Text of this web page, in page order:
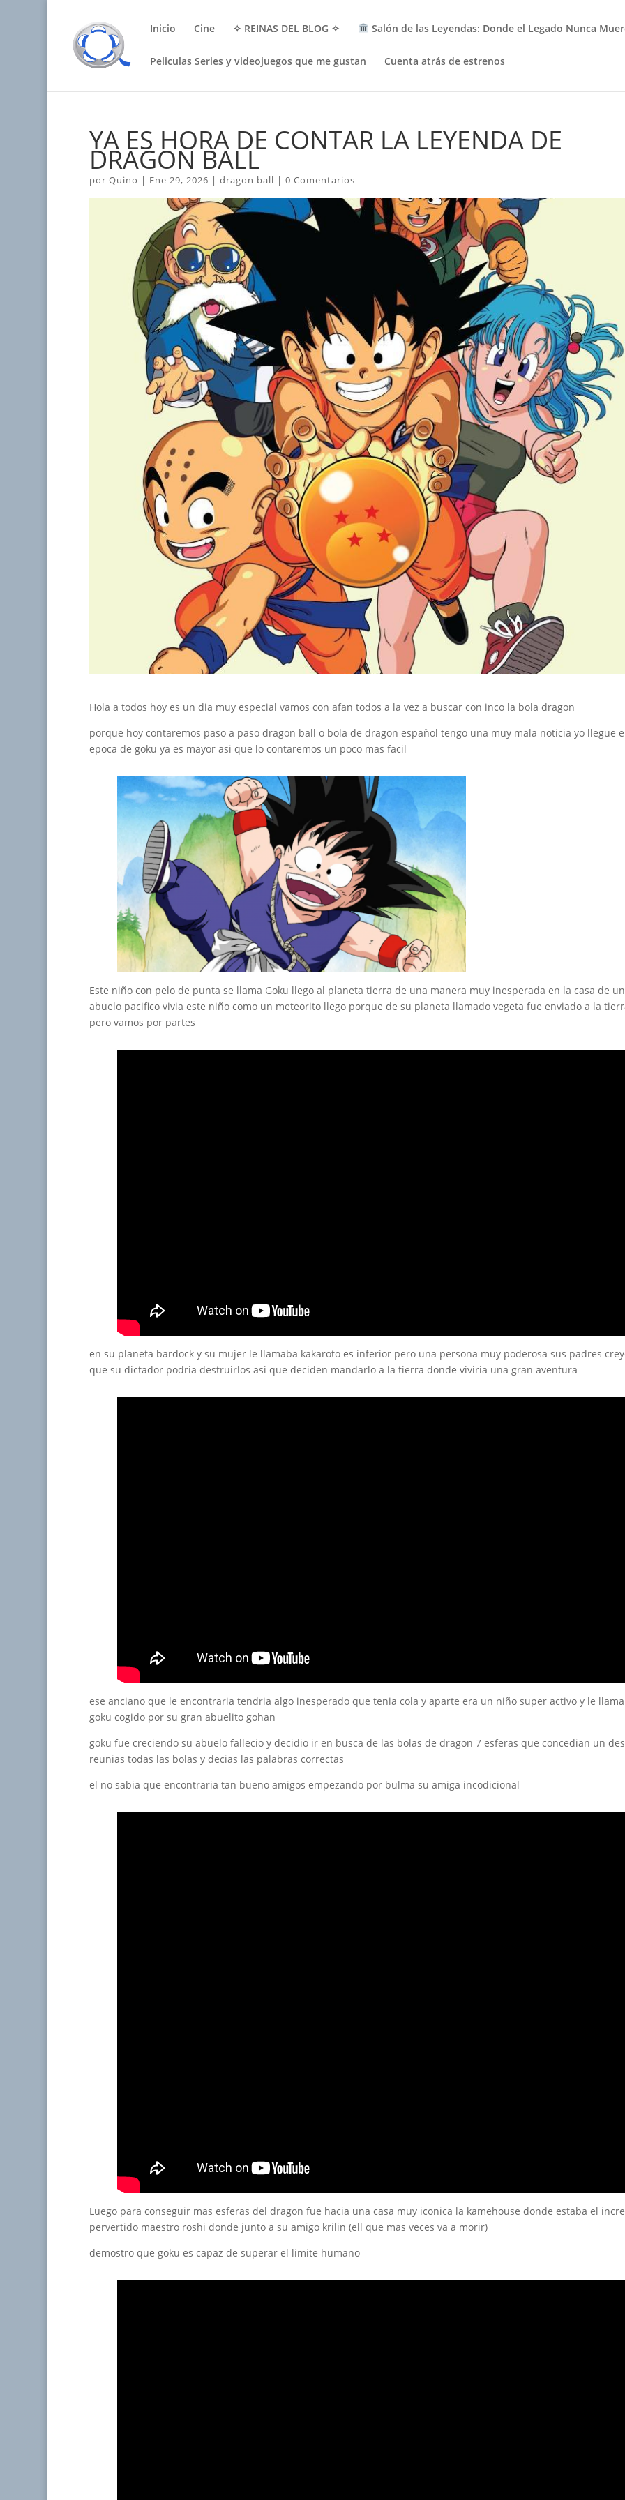
Inicio Cine ✧ REINAS DEL BLOG ✧ Salón de las Leyendas: Donde el Legado Nunca
Peliculas Series y videojuegos que me gustan Cuenta atrás de estrenos
YA ES HORA DE CONTAR LA LEYENDA DE
DRAGON BALL
por Quino | Ene 29, 2026 | dragon ball | 0 Comentarios
Hola a todos hoy es un dia muy especial vamos con afan todos a la vez a buscar con inco la bola dragon
porque hoy contaremos paso a paso dragon ball o bola de dragon español tengo una muy mala noticia yo llegue
epoca de goku ya es mayor asi que lo contaremos un poco mas facil
Este niño con pelo de punta se llama Goku llego al planeta tierra de una manera muy inesperada en la casa de un
abuelo pacifico vivia este niño como un meteorito llego porque de su planeta llamado vegeta fue enviado a la
pero vamos por partes
en su planeta bardock y su mujer le llamaba kakaroto es inferior pero una persona muy poderosa sus padres
que su dictador podria destruirlos asi que deciden mandarlo a la tierra donde viviria una gran aventura
ese anciano que le encontraria tendria algo inesperado que tenia cola y aparte era un niño super activo y le
goku cogido por su gran abuelito gohan
goku fue creciendo su abuelo fallecio y decidio ir en busca de las bolas de dragon 7 esferas que concedian un
reunias todas las bolas y decias las palabras correctas
el no sabia que encontraria tan bueno amigos empezando por bulma su amiga incodicional
Luego para conseguir mas esferas del dragon fue hacia una casa muy iconica la kamehouse donde estaba el
pervertido maestro roshi donde junto a su amigo krilin (ell que mas veces va a morir)
demostro que goku es capaz de superar el limite humano